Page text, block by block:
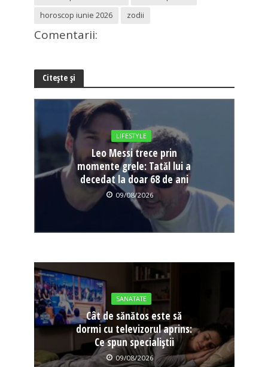
horoscop iunie 2026
zodii
Comentarii:
Citește și
LIFESTYLE
Leo Messi trece prin
momente grele: Tatăl lui a
decedat la doar 68 de ani
09/08/2026
SANATATE
Cât de sănătos este să
dormi cu televizorul aprins:
Ce spun specialiștii
09/08/2026